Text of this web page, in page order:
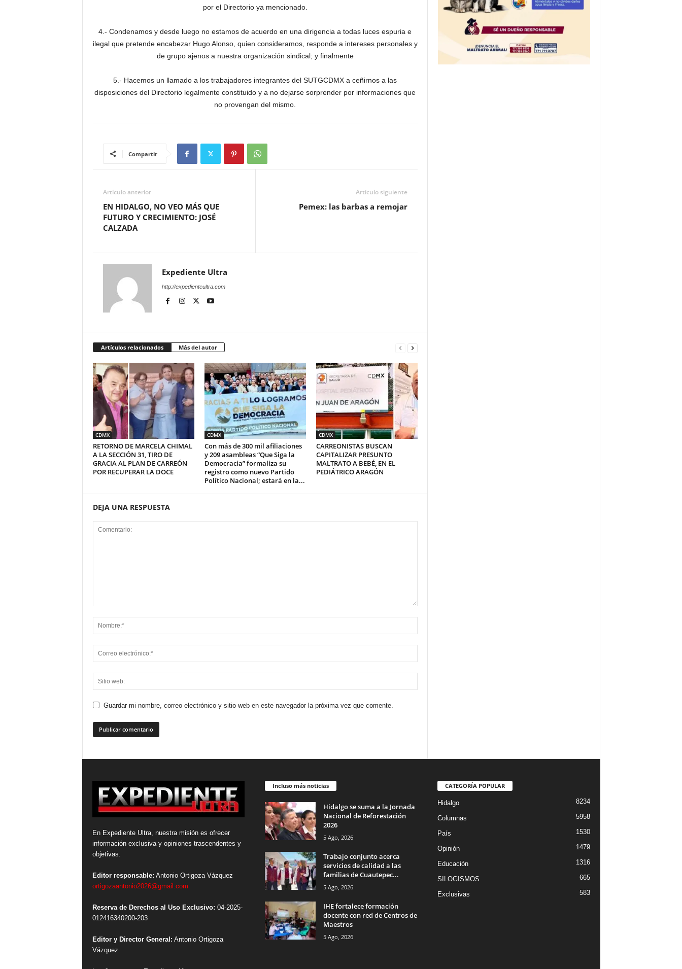
por el Directorio ya mencionado.
4.- Condenamos y desde luego no estamos de acuerdo en una dirigencia a todas luces espuria e
ilegal que pretende encabezar Hugo Alonso, quien consideramos, responde a intereses personales y
de grupo ajenos a nuestra organización sindical; y finalmente
5.- Hacemos un llamado a los trabajadores integrantes del SUTGCDMX a ceñirnos a las
disposiciones del Directorio legalmente constituido y a no dejarse sorprender por informaciones que
no provengan del mismo.
Compartir
Artículo anterior
EN HIDALGO, NO VEO MÁS QUE
FUTURO Y CRECIMIENTO: JOSÉ
CALZADA
Artículo siguiente
Pemex: las barbas a remojar
Expediente Ultra
http://expedienteultra.com
Artículos relacionados Más del autor
CDMX
RETORNO DE MARCELA CHIMAL
A LA SECCIÓN 31, TIRO DE
GRACIA AL PLAN DE CARREÓN
POR RECUPERAR LA DOCE
CDMX
Con más de 300 mil afiliaciones
y 209 asambleas “Que Siga la
Democracia” formaliza su
registro como nuevo Partido
Político Nacional; estará en la...
CDMX
CARREONISTAS BUSCAN
CAPITALIZAR PRESUNTO
MALTRATO A BEBÉ, EN EL
PEDIÁTRICO ARAGÓN
DEJA UNA RESPUESTA
Guardar mi nombre, correo electrónico y sitio web en este navegador la próxima vez que comente.
En Expediente Ultra, nuestra misión es ofrecer
información exclusiva y opiniones trascendentes y
objetivas.
Editor responsable: Antonio Ortigoza Vázquez
ortigozaantonio2026@gmail.com
Reserva de Derechos al Uso Exclusivo: 04-2025-
012416340200-203
Editor y Director General: Antonio Ortigoza
Vázquez
Incluso más noticias
Hidalgo se suma a la Jornada
Nacional de Reforestación
2026
5 Ago, 2026
Trabajo conjunto acerca
servicios de calidad a las
familias de Cuautepec...
5 Ago, 2026
IHE fortalece formación
docente con red de Centros de
Maestros
5 Ago, 2026
CATEGORÍA POPULAR
Hidalgo 8234
Columnas 5958
País 1530
Opinión 1479
Educación 1316
SILOGISMOS 665
Exclusivas 583